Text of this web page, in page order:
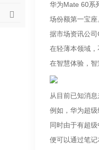
华为Mate 60系
场份额第一宝座
据市场资讯公
在轻薄本领域
在智慧体验，智
从目前已知消
例如，华为超
同时由于有超
便可以通过笔记